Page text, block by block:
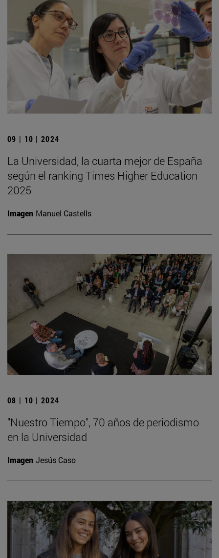
09 | 10 | 2024
La Universidad, la cuarta mejor de España
según el ranking Times Higher Education
2025
Imagen Manuel Castells
08 | 10 | 2024
"Nuestro Tiempo", 70 años de periodismo
en la Universidad
Imagen Jesús Caso